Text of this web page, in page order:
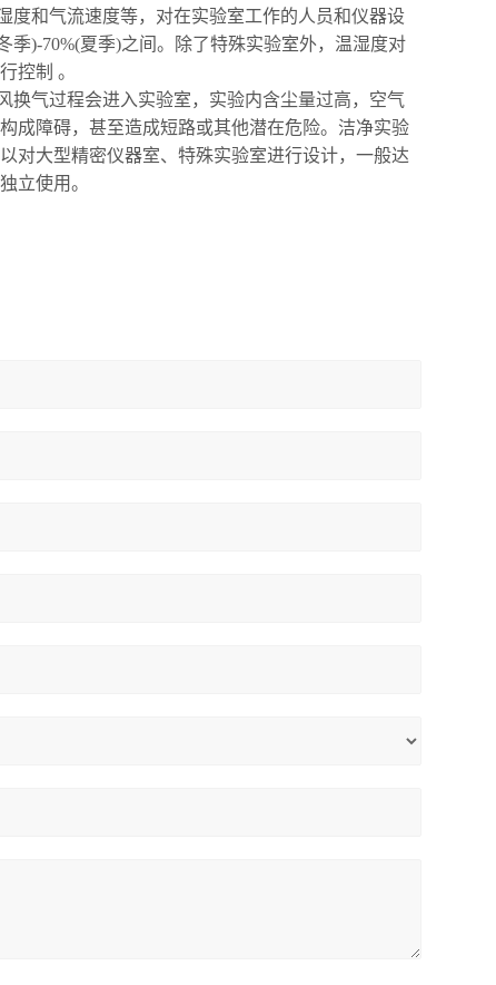
度和气流速度等，对在实验室工作的人员和仪器设
)-70%(夏季)之间。除了特殊实验室外，温湿度对
控制 。
换气过程会进入实验室，实验内含尘量过高，空气
成障碍，甚至造成短路或其他潜在危险。洁净实验
对大型精密仪器室、特殊实验室进行设计，一般达
立使用。